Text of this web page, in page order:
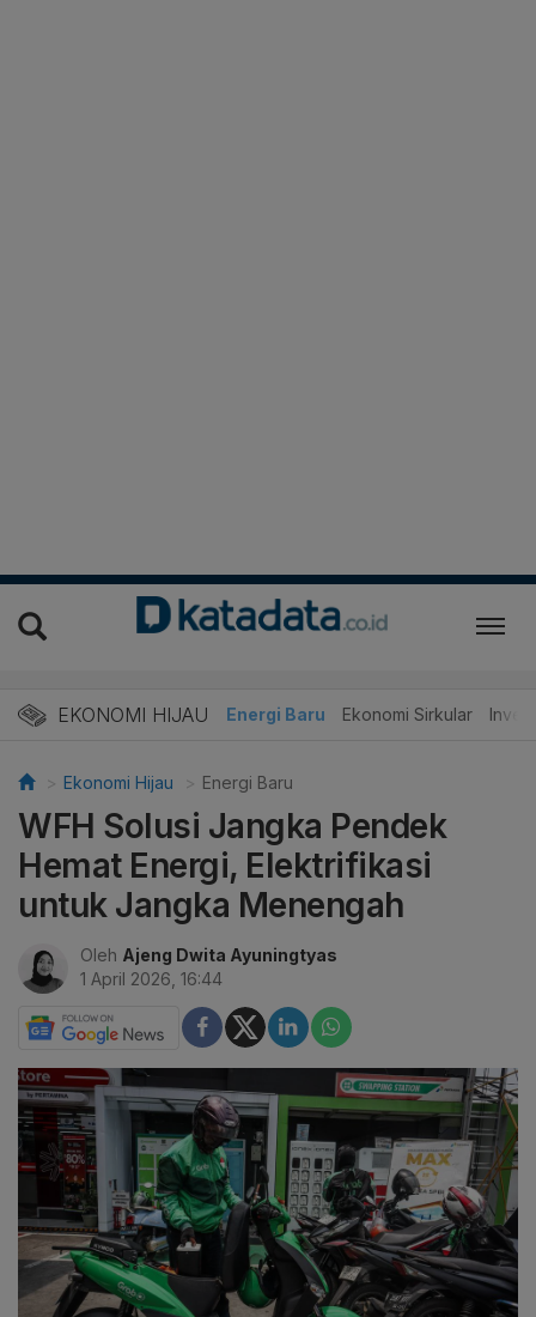
EKONOMI HIJAU Energi Baru Ekonomi Sirkular
Ekonomi Hijau Energi Baru
WFH Solusi Jangka Pendek
Hemat Energi, Elektrifikasi
untuk Jangka Menengah
Oleh Ajeng Dwita Ayuningtyas
1 April 2026, 16:44